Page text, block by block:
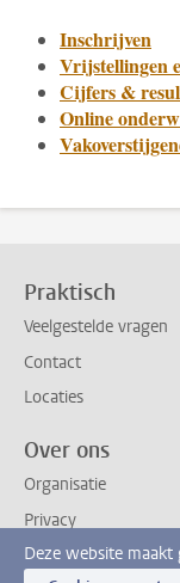
Inschrijven
Vrijstellingen
Cijfers &
Online
Praktisch
Veelgestelde vragen
Contact
Locaties
Over ons
Organisatie
Privacy
Deze website maakt